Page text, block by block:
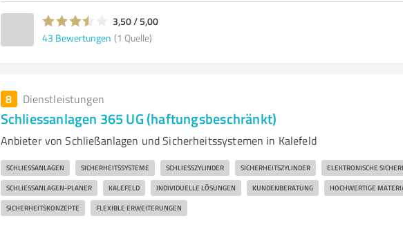
3,50 / 5,00
43 Bewertungen (1 Quelle)
8 Dienstleistungen
Schliessanlagen 365 UG (haftungsbeschränkt)
Anbieter von Schließanlagen und Sicherheitssystemen in Kalefeld
SCHLIESSANLAGEN SICHERHEITSSYSTEME SCHLIESSZYLINDER SICHERHEITSZYLINDER ELEKTRONISCHE
SCHLIESSANLAGEN-PLANER KALEFELD INDIVIDUELLE LÖSUNGEN KUNDENBERATUNG HOCHWERTIGE
SICHERHEITSKONZEPTE FLEXIBLE ERWEITERUNGEN